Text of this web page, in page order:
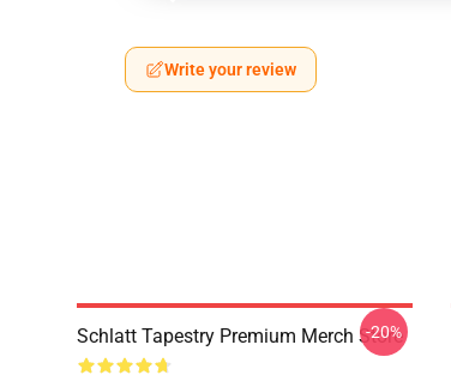
Write your review
Schlatt Tapestry Premium Merch Store
-20%